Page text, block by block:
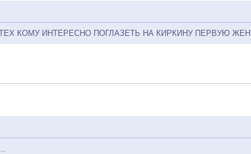
КОМУ ИНТЕРЕСНО ПОГЛАЗЕТЬ НА КИРКИНУ ПЕРВУЮ